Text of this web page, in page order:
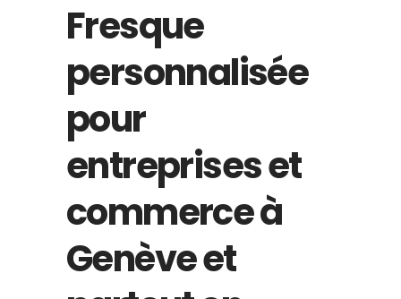
Fresque
personnalisée
pour
entreprises et
commerce à
Genève et